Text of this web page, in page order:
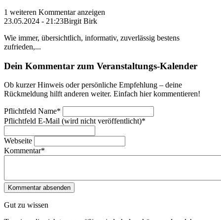
1 weiteren Kommentar anzeigen
23.05.2024 - 21:23Birgit Birk
Wie immer, übersichtlich, informativ, zuverlässig bestens
zufrieden,...
Dein Kommentar zum Veranstaltungs-Kalender
Ob kurzer Hinweis oder persönliche Empfehlung – deine
Rückmeldung hilft anderen weiter. Einfach hier kommentieren!
Pflichtfeld Name*
Pflichtfeld E-Mail (wird nicht veröffentlicht)*
Webseite
Kommentar*
Gut zu wissen